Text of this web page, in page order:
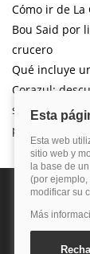
Cómo ir de La
Bou Said por
crucero
Qué incluye
Corazul:
sobre esta
para el
© 2026 Blog